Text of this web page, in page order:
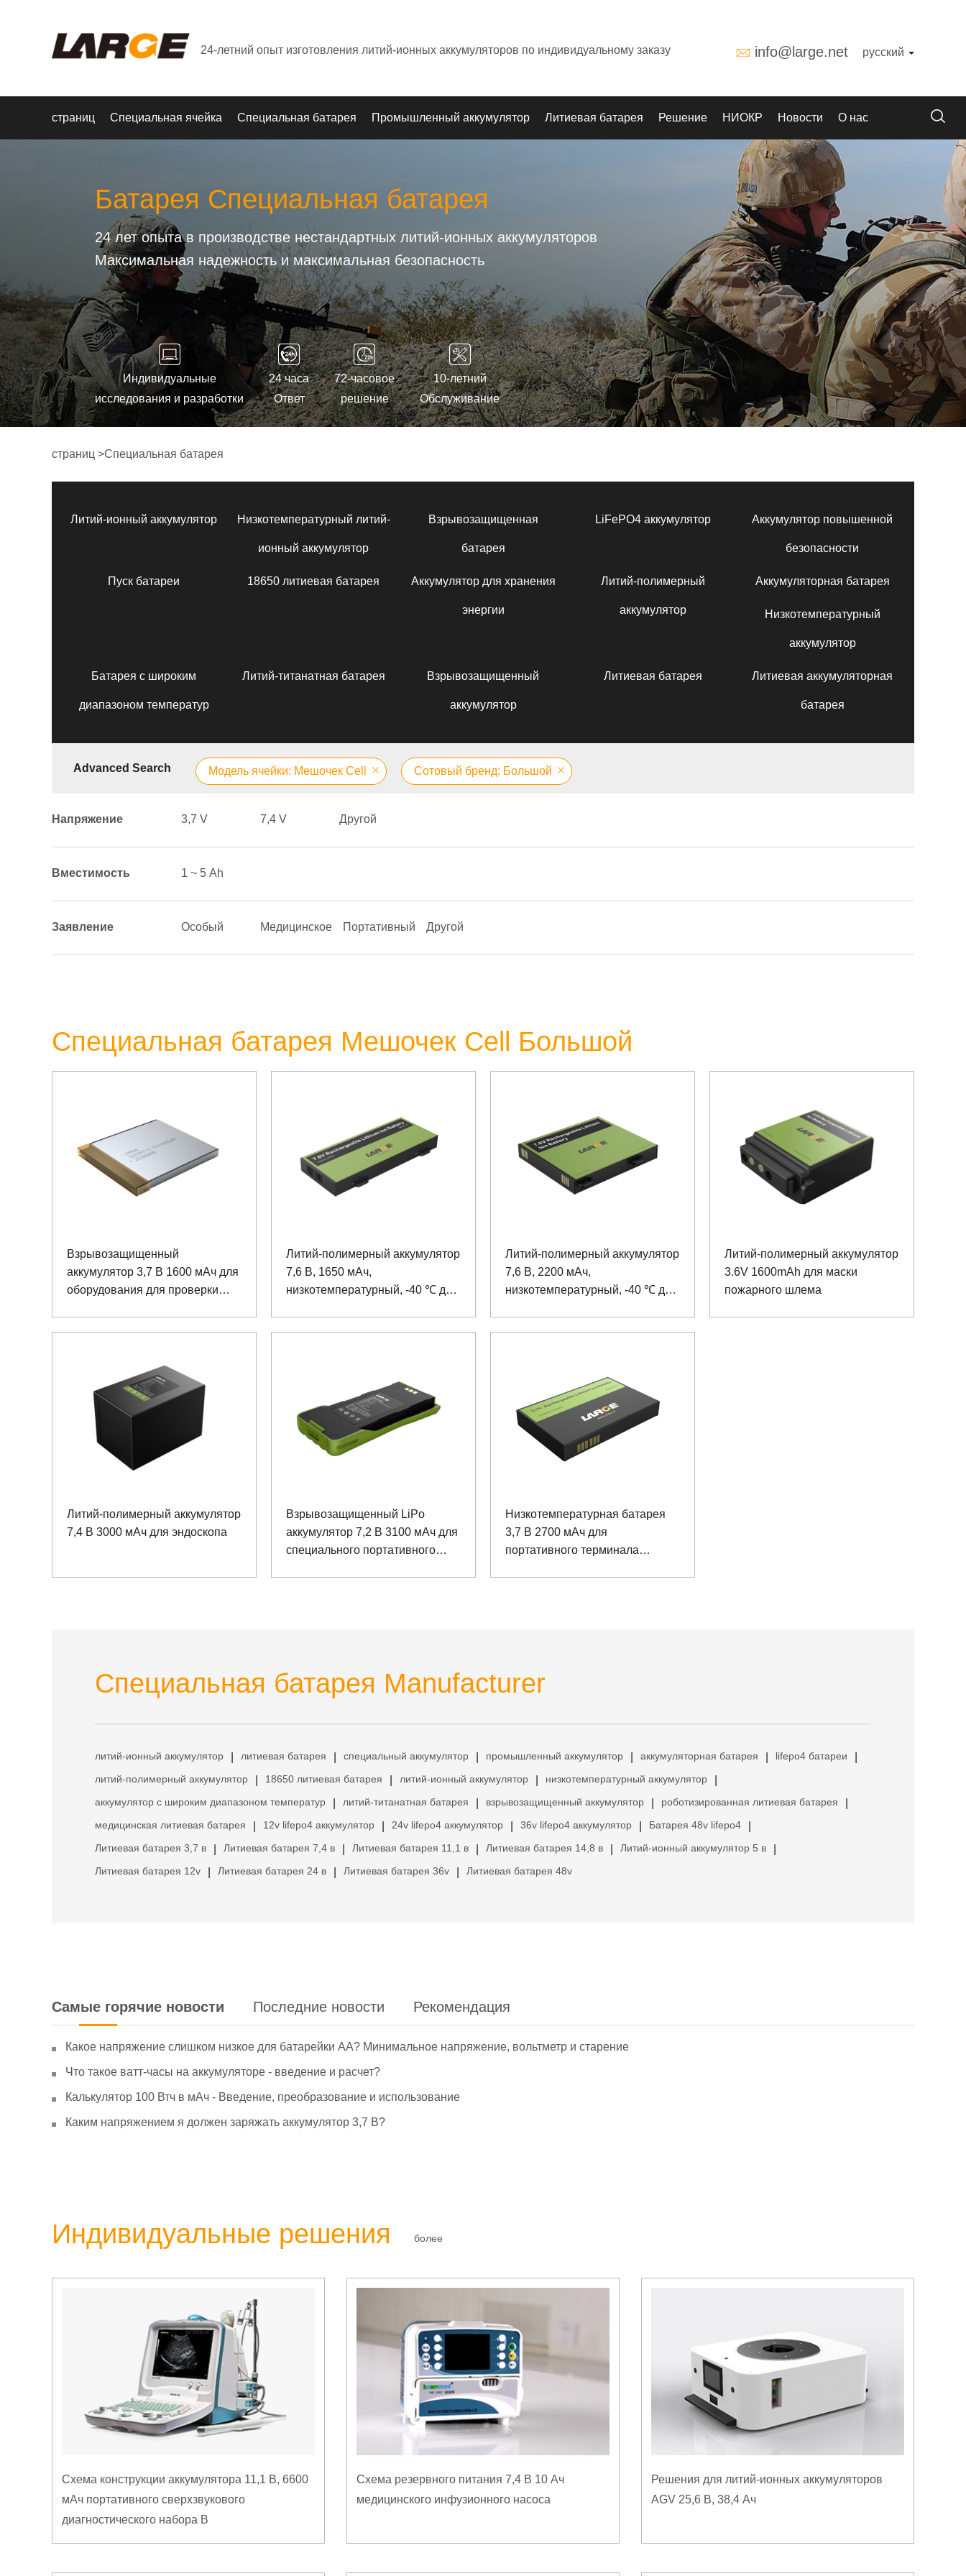
24-летний опыт изготовления литий-ионных аккумуляторов по индивидуальному заказу info@large.net русский
страниц Специальная ячейка Специальная батарея Промышленный аккумулятор Литиевая батарея Решение НИОКР Новости О нас
Батарея Специальная батарея
24 лет опыта в производстве нестандартных литий-ионных аккумуляторов
Максимальная надежность и максимальная безопасность
Индивидуальные
исследования и разработки
24 часа
Ответ
72-часовое
решение
10-летний
Обслуживание
страниц >Специальная батарея
Литий-ионный аккумулятор Низкотемпературный литий-
ионный аккумулятор
Взрывозащищенная
батарея
LiFePO4 аккумулятор Аккумулятор повышенной
безопасности
Пуск батареи 18650 литиевая батарея Аккумулятор для хранения
энергии
Литий-полимерный
аккумулятор
Аккумуляторная батарея
Низкотемпературный
аккумулятор
Батарея с широким
диапазоном температур
Литий-титанатная батарея Взрывозащищенный
аккумулятор
Литиевая батарея Литиевая аккумуляторная
батарея
Advanced Search Модель ячейки: Мешочек Cell Сотовый бренд: Большой
Напряжение 3,7 V 7,4 V Другой
Вместимость 1 ~ 5 Аh
Заявление Особый Медицинское Портативный Другой
Специальная батарея Мешочек Cell Большой
Взрывозащищенный
аккумулятор 3,7 В 1600 мАч для
оборудования для проверки
Литий-полимерный аккумулятор
7,6 В, 1650 мАч,
низкотемпературный, -40 ℃ для
Литий-полимерный аккумулятор
7,6 В, 2200 мАч,
низкотемпературный, -40 ℃ для
Литий-полимерный аккумулятор
3.6V 1600mAh для маски
пожарного шлема
Литий-полимерный аккумулятор
7,4 В 3000 мАч для эндоскопа
Взрывозащищенный LiPo
аккумулятор 7,2 В 3100 мАч для
специального портативного
Низкотемпературная батарея
3,7 В 2700 мАч для
портативного терминала
Специальная батарея Manufacturer
литий-ионный аккумулятор литиевая батарея специальный аккумулятор промышленный аккумулятор аккумуляторная батарея lifepo4 батареи
литий-полимерный аккумулятор 18650 литиевая батарея литий-ионный аккумулятор низкотемпературный аккумулятор
аккумулятор с широким диапазоном температур литий-титанатная батарея взрывозащищенный аккумулятор роботизированная литиевая батарея
медицинская литиевая батарея 12v lifepo4 аккумулятор 24v lifepo4 аккумулятор 36v lifepo4 аккумулятор Батарея 48v lifepo4
Литиевая батарея 3,7 в Литиевая батарея 7,4 в Литиевая батарея 11,1 в Литиевая батарея 14,8 в Литий-ионный аккумулятор 5 в
Литиевая батарея 12v Литиевая батарея 24 в Литиевая батарея 36v Литиевая батарея 48v
Самые горячие новости Последние новости Рекомендация
Какое напряжение слишком низкое для батарейки АА? Минимальное напряжение, вольтметр и старение
Что такое ватт-часы на аккумуляторе - введение и расчет?
Калькулятор 100 Втч в мАч - Введение, преобразование и использование
Каким напряжением я должен заряжать аккумулятор 3,7 В?
Индивидуальные решения более
Схема конструкции аккумулятора 11,1 В, 6600
мАч портативного сверхзвукового
диагностического набора B
Схема резервного питания 7,4 В 10 Ач
медицинского инфузионного насоса
Решения для литий-ионных аккумуляторов
AGV 25,6 В, 38,4 Ач